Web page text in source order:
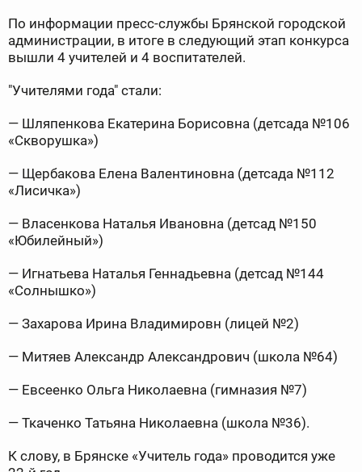
По информации пресс-службы Брянской городской
администрации, в итоге в следующий этап конкурса
вышли 4 учителей и 4 воспитателей.
"Учителями года" стали:
— Шляпенкова Екатерина Борисовна (детсада №106
«Скворушка»)
— Щербакова Елена Валентиновна (детсада №112
«Лисичка»)
— Власенкова Наталья Ивановна (детсад №150
«Юбилейный»)
— Игнатьева Наталья Геннадьевна (детсад №144
«Солнышко»)
— Захарова Ирина Владимировн (лицей №2)
— Митяев Александр Александрович (школа №64)
— Евсеенко Ольга Николаевна (гимназия №7)
— Ткаченко Татьяна Николаевна (школа №36).
К слову, в Брянске «Учитель года» проводится уже